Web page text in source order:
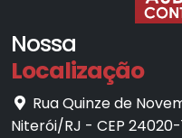
Nossa
Localização
Rua Quinze de
Niterói/RJ - CEP 24020-